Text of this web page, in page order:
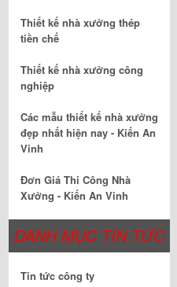
Thiết kế nhà xưởng thép
tiền chế
Thiết kế nhà xưởng công
nghiệp
Các mẫu thiết kế nhà xưởng
đẹp nhất hiện nay - Kiến An
Vinh
Đơn Giá Thi Công Nhà
Xưởng - Kiến An Vinh
DANH MỤC TIN TỨC
Tin tức công ty